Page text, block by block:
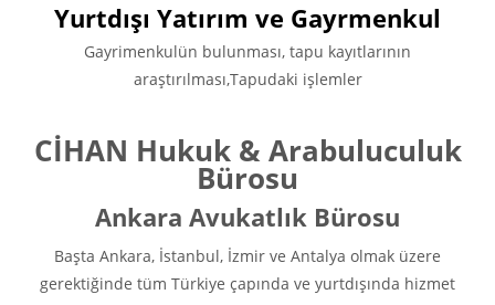
Yurtdışı Yatırım ve Gayrmenkul
Gayrimenkulün bulunması, tapu kayıtlarının
araştırılması,Tapudaki işlemler
CİHAN Hukuk & Arabuluculuk
Bürosu
Ankara Avukatlık Bürosu
Başta Ankara, İstanbul, İzmir ve Antalya olmak üzere
gerektiğinde tüm Türkiye çapında ve yurtdışında hizmet